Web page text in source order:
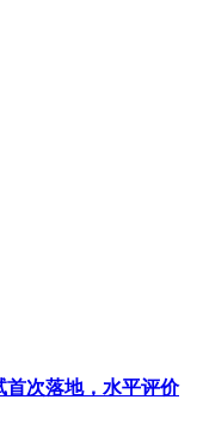
次落地，水平评价